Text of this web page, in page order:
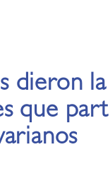
dieron la
que